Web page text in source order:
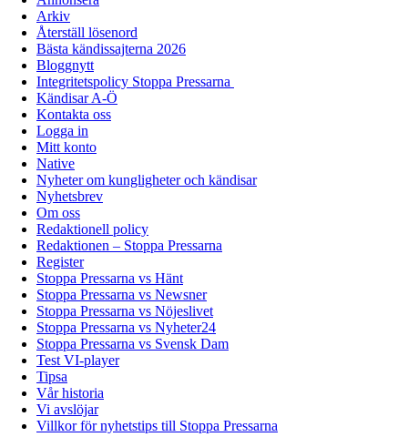
Arkiv
Återställ lösenord
Bästa kändissajterna 2026
Bloggnytt
Integritetspolicy Stoppa Pressarna
Kändisar A-Ö
Kontakta oss
Logga in
Mitt konto
Native
Nyheter om kungligheter och kändisar
Nyhetsbrev
Om oss
Redaktionell policy
Redaktionen – Stoppa Pressarna
Register
Stoppa Pressarna vs Hänt
Stoppa Pressarna vs Newsner
Stoppa Pressarna vs Nöjeslivet
Stoppa Pressarna vs Nyheter24
Stoppa Pressarna vs Svensk Dam
Test VI-player
Tipsa
Vår historia
Vi avslöjar
Villkor för nyhetstips till Stoppa Pressarna